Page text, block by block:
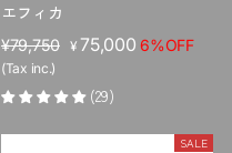
エフィカ
販
売
価
¥79,750 セ
ル
格
¥ 75,0006%OFF
(Tax inc.)
(29)
SALE